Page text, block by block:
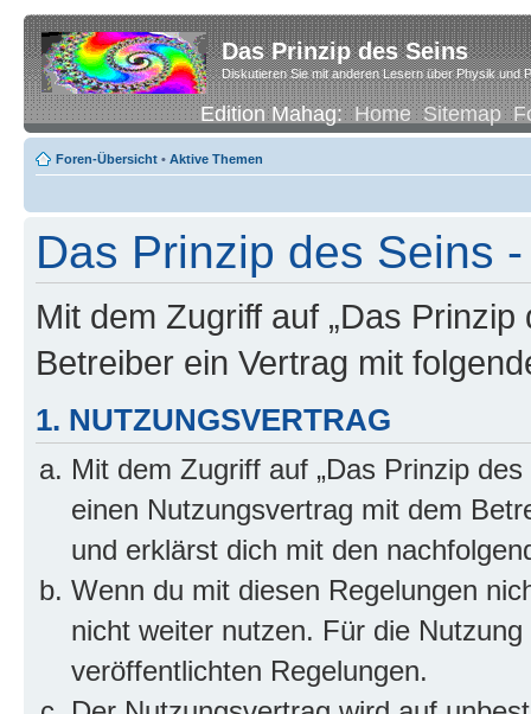
Das Prinzip des Seins
Diskutieren Sie mit anderen Lesern über Physik und
Edition Mahag:Home Sitemap
Foren-Übersicht • Aktive Themen
Das Prinzip des Seins
Mit dem Zugriff auf „Das
Betreiber ein Vertrag mit
1. NUTZUNGSVERTRAG
Mit dem Zugriff auf „Das Prinzip
einen Nutzungsvertrag mit dem
und erklärst dich mit den
Wenn du mit diesen Regelungen
nicht weiter nutzen. Für die
veröffentlichten Regelungen.